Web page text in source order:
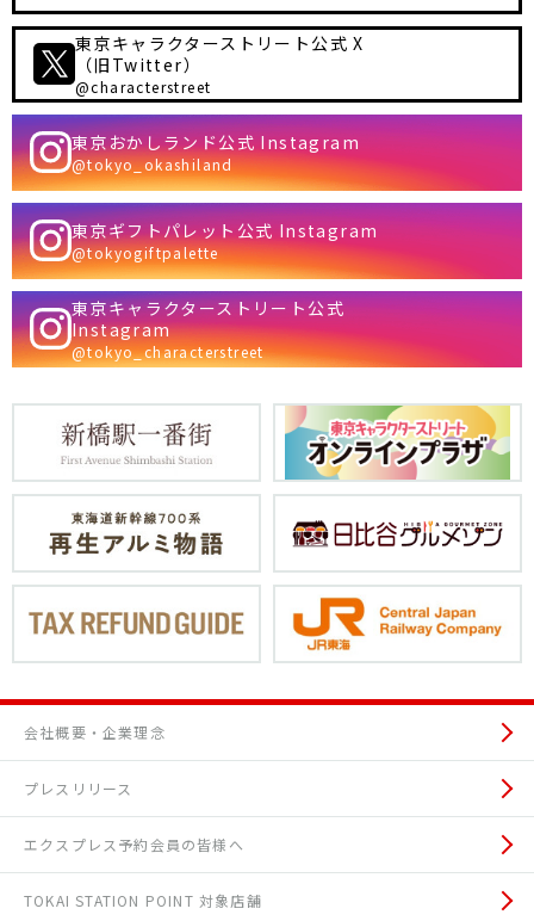
東京キャラクターストリート公式 X
（旧Twitter）
@characterstreet
東京おかしランド公式 Instagram
@tokyo_okashiland
東京ギフトパレット公式 Instagram
@tokyogiftpalette
東京キャラクターストリート公式
Instagram
@tokyo_characterstreet
会社概要・企業理念
プレスリリース
エクスプレス予約会員の皆様へ
TOKAI STATION POINT 対象店舗